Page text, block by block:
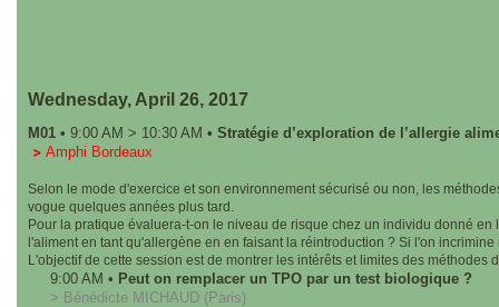
Wednesday, April 26, 2017
M01 • 9:00 AM > 10:30 AM • Stratégie d’exploration de l’allergie
Amphi Bordeaux
Selon le mode d'exercice et son environnement sécurisé ou non, les
vogue quelques années plus tard.
Pour la pratique évaluera-t-on le niveau de risque chez un individu donné
l'aliment en tant qu'allergène en en faisant la réintroduction ? Si l'on
L'objectif de cette session est de montrer les intérêts et limites des
9:00 AM • Peut on remplacer un TPO par un test biologique ?
> Bénédicte MICHAUD (Paris)